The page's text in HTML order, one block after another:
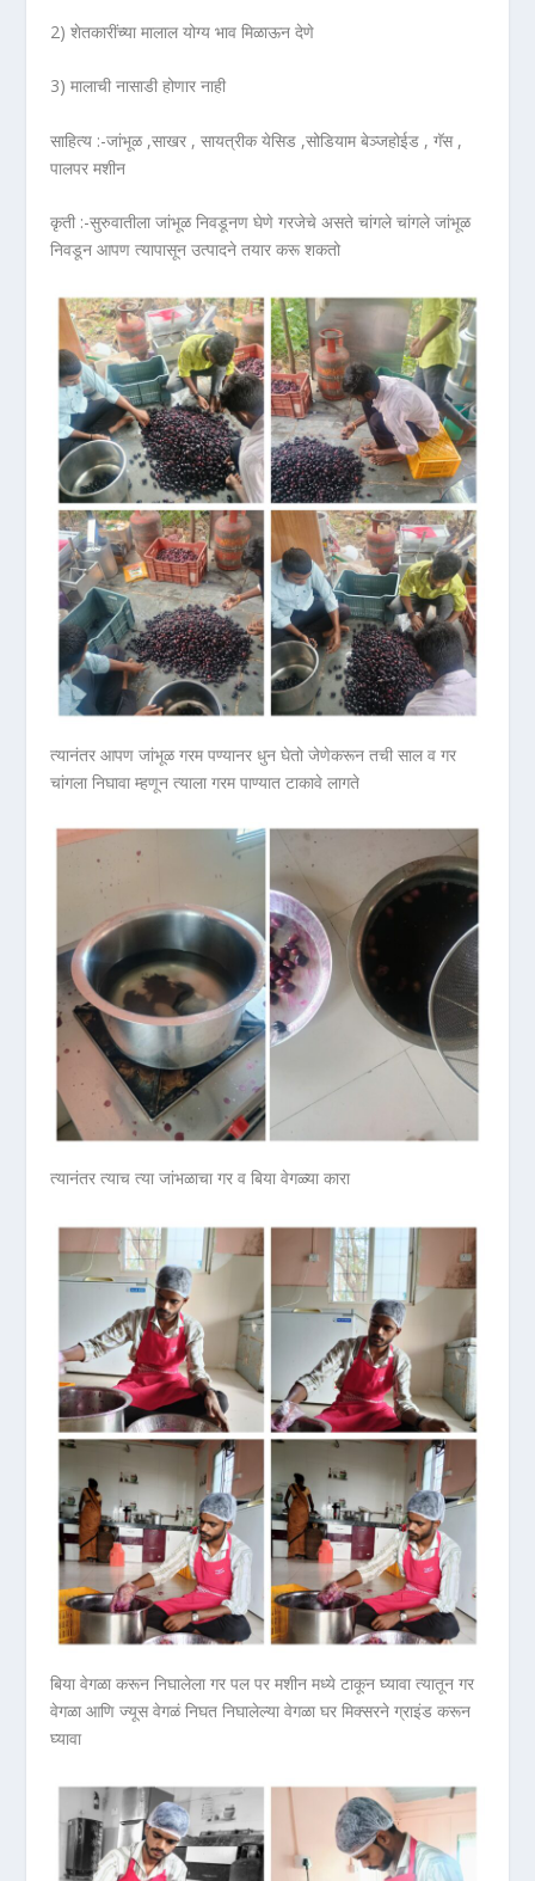
2) शेतकारींच्या मालाल योग्य भाव मिळाऊन देणे
3) मालाची नासाडी होणार नाही
साहित्य :-जांभूळ ,साखर , सायत्रीक येसिड ,सोडियाम बेञ्जहोईड , गॅस ,
पालपर मशीन
कृती :-सुरुवातीला जांभूळ निवडूनण घेणे गरजेचे असते चांगले चांगले जांभूळ
निवडून आपण त्यापासून उत्पादने तयार करू शकतो
त्यानंतर आपण जांभूळ गरम पण्यानर धुन घेतो जेणेकरून तची साल व गर
चांगला निघावा म्हणून त्याला गरम पाण्यात टाकावे लागते
त्यानंतर त्याच त्या जांभळाचा गर व बिया वेगळ्या कारा
बिया वेगळा करून निघालेला गर पल पर मशीन मध्ये टाकून घ्यावा त्यातून गर
वेगळा आणि ज्यूस वेगळं निघत निघालेल्या वेगळा घर मिक्सरने ग्राइंड करून
घ्यावा